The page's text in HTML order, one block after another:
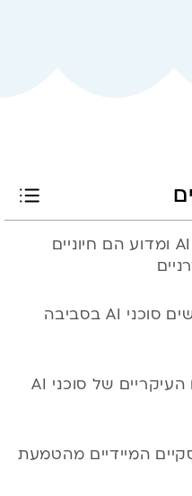
מה הם סוכני AI ומדוע הם חיוניים
מה באמת עושים סוכני AI בסביבה
תחומי היישום העיקריים של סוכני AI
המיידיים מהטמעת